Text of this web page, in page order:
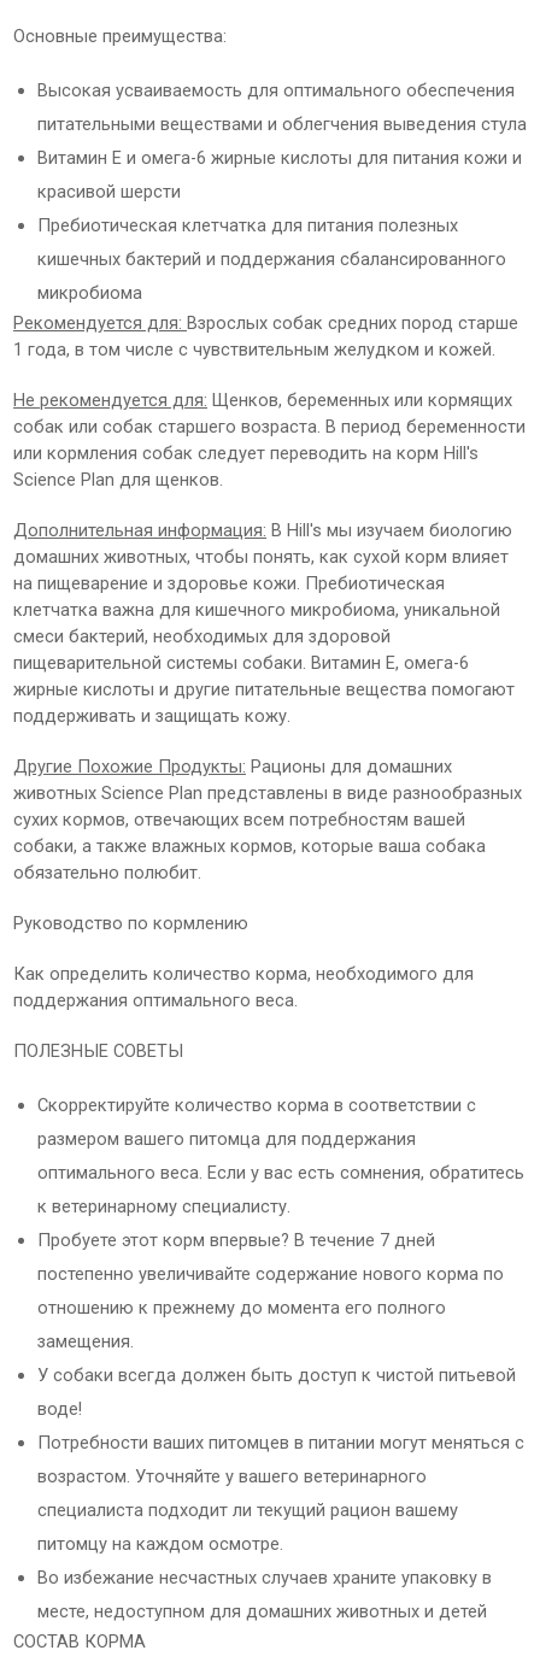
Основные преимущества:
Высокая усваиваемость для оптимального обеспечения
питательными веществами и облегчения выведения стула
Витамин Е и омега-6 жирные кислоты для питания кожи и
красивой шерсти
Пребиотическая клетчатка для питания полезных
кишечных бактерий и поддержания сбалансированного
микробиома
Рекомендуется для: Взрослых собак средних пород старше
1 года, в том числе с чувствительным желудком и кожей.
Не рекомендуется для: Щенков, беременных или кормящих
собак или собак старшего возраста. В период беременности
или кормления собак следует переводить на корм Hill's
Science Plan для щенков.
Дополнительная информация: В Hill's мы изучаем биологию
домашних животных, чтобы понять, как сухой корм влияет
на пищеварение и здоровье кожи. Пребиотическая
клетчатка важна для кишечного микробиома, уникальной
смеси бактерий, необходимых для здоровой
пищеварительной системы собаки. Витамин Е, омега-6
жирные кислоты и другие питательные вещества помогают
поддерживать и защищать кожу.
Другие Похожие Продукты: Рационы для домашних
животных Science Plan представлены в виде разнообразных
сухих кормов, отвечающих всем потребностям вашей
собаки, а также влажных кормов, которые ваша собака
обязательно полюбит.
Руководство по кормлению
Как определить количество корма, необходимого для
поддержания оптимального веса.
ПОЛЕЗНЫЕ СОВЕТЫ
Скорректируйте количество корма в соответствии с
размером вашего питомца для поддержания
оптимального веса. Если у вас есть сомнения, обратитесь
к ветеринарному специалисту.
Пробуете этот корм впервые? В течение 7 дней
постепенно увеличивайте содержание нового корма по
отношению к прежнему до момента его полного
замещения.
У собаки всегда должен быть доступ к чистой питьевой
воде!
Потребности ваших питомцев в питании могут меняться с
возрастом. Уточняйте у вашего ветеринарного
специалиста подходит ли текущий рацион вашему
питомцу на каждом осмотре.
Во избежание несчастных случаев храните упаковку в
месте, недоступном для домашних животных и детей
СОСТАВ КОРМА